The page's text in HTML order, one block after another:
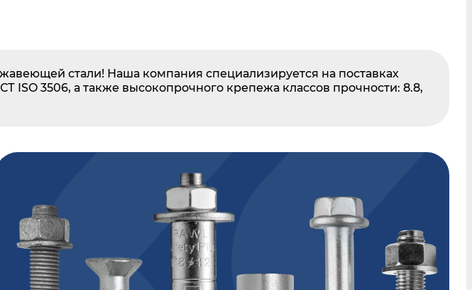
стали! Наша компания специализируется на поставках
3506, а также высокопрочного крепежа классов прочности: 8.8,